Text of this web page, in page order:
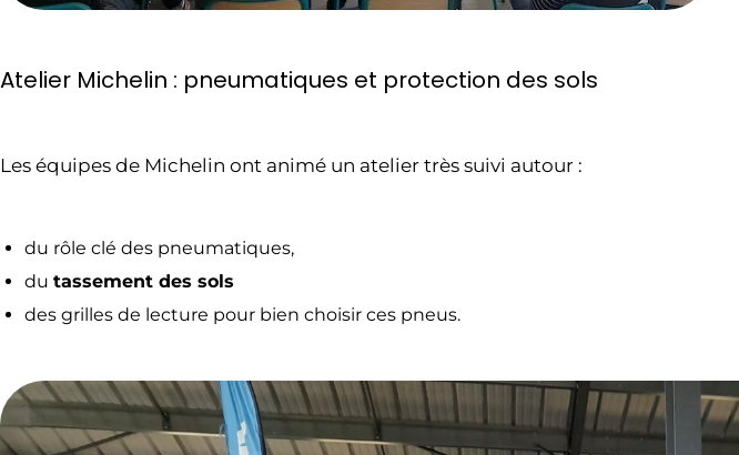
Atelier Michelin : pneumatiques et protection des sols
Les équipes de Michelin ont animé un atelier très suivi autour :
du rôle clé des pneumatiques,
du tassement des sols
des grilles de lecture pour bien choisir ces pneus.